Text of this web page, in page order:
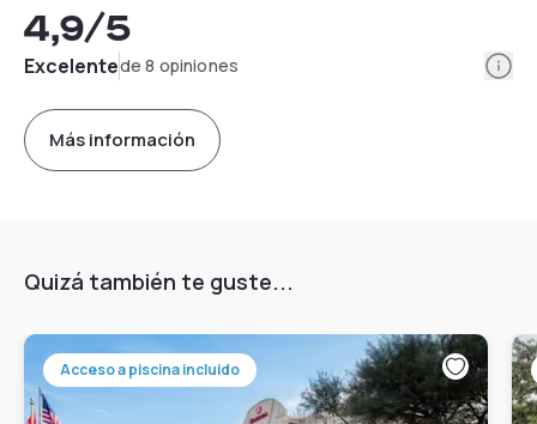
4,9/5
Excelentede 8 opiniones
Más información
Quizá también te guste...
Acceso a piscina incluido